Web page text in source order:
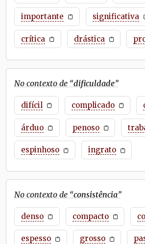
importante significativa
crítica drástica
No contexto de “dificuldade”
difícil complicado
árduo penoso
espinhoso ingrato
No contexto de “consistência”
denso compacto
espesso grosso